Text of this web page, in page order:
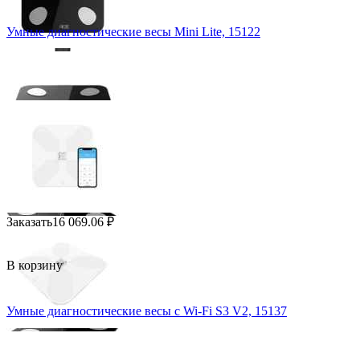
Умные диагностические весы Mini Lite, 15122
Заказать16 069.06 ₽
В корзину
Умные диагностические весы с Wi-Fi S3 V2, 15137